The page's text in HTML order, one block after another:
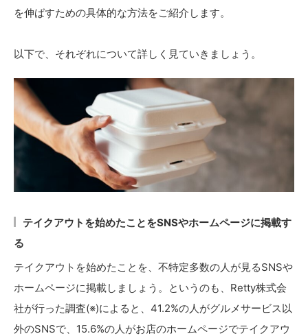
を伸ばすための具体的な方法をご紹介します。
以下で、それぞれについて詳しく見ていきましょう。
テイクアウトを始めたことをSNSやホームページに掲載す
る
テイクアウトを始めたことを、不特定多数の人が見るSNSや
ホームページに掲載しましょう。というのも、Retty株式会
社が行った調査(※)によると、41.2%の人がグルメサービス以
外のSNSで、15.6%の人がお店のホームページでテイクアウ